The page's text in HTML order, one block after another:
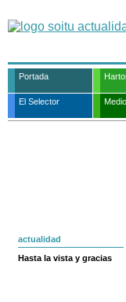
Portada
El Selector
actualidad
Hasta la vista y gracias